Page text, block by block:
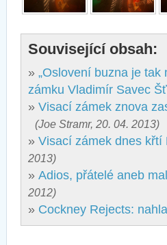
Související obsah:
» „Oslovení buzna je tak
zámku Vladimír Savec
» Visací zámek znova
(Joe Stramr, 20. 04. 2013)
» Visací zámek dnes křtí
2013)
» Adios, přátelé aneb
2012)
» Cockney Rejects: